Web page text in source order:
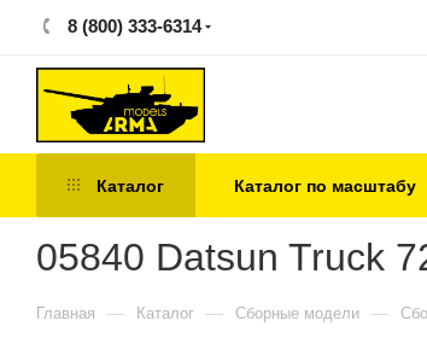
8 (800) 333-6314
Каталог Каталог по масштабу
05840 Datsun Truck
Главная — Каталог — Сборные модели —